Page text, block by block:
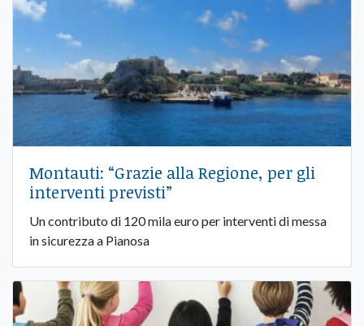
Montauti: “Grazie alla Regione, per gli
interventi previsti”
Un contributo di 120 mila euro per interventi di messa
in sicurezza a Pianosa